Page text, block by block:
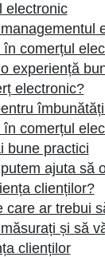
electronic
în comerțul
experiență
electronic?
în comerțul
bune practici
ajuta să
clienților?
care ar trebui
și să
clienților